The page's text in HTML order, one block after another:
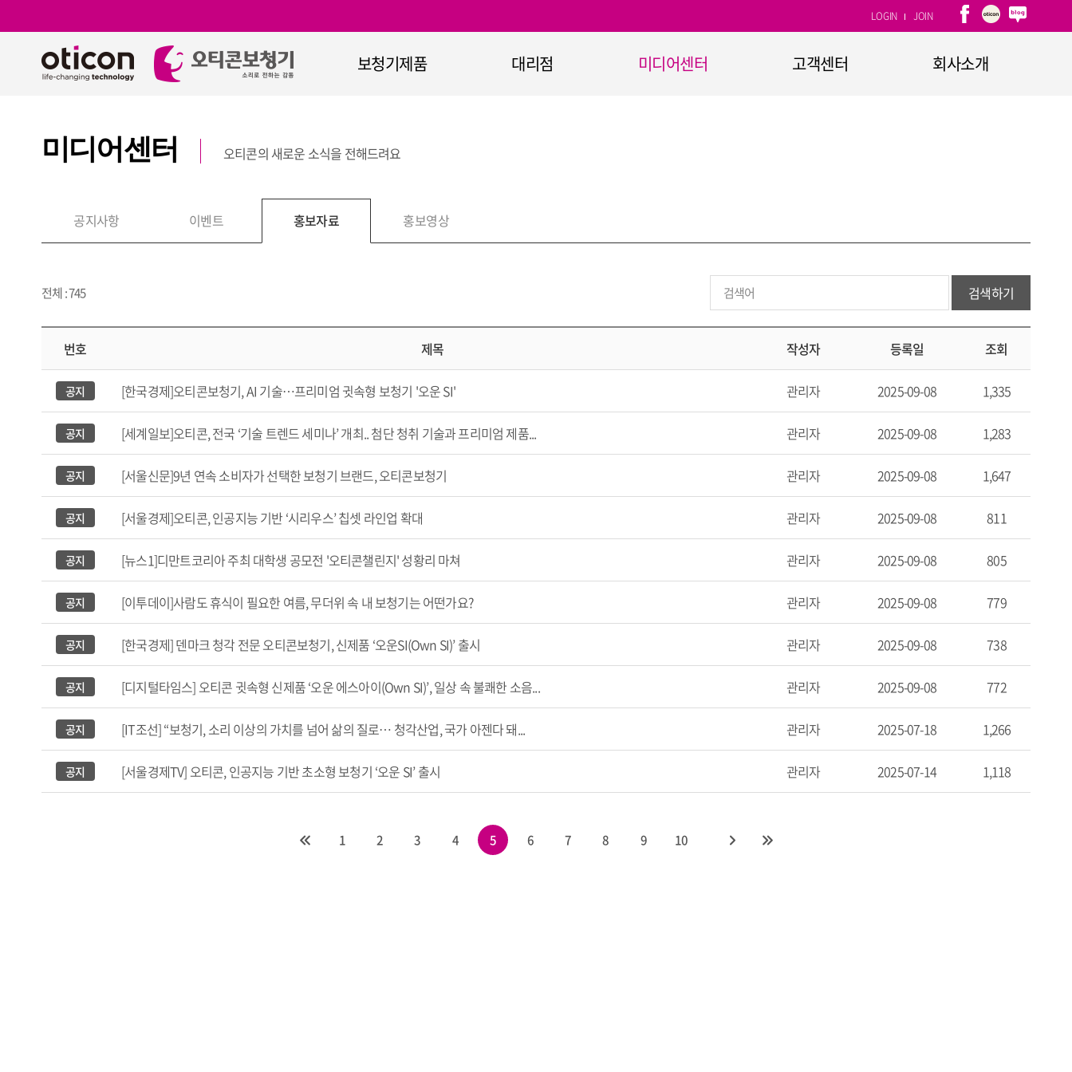
LOGIN JOIN
보청기제품
정부지원보청기
난청과 보청기란
오티콘의 기술력
대리점 미디어센터 고객센터 회사소개
미디어센터 오티콘의 새로운 소식을 전해드려요
공지사항 이벤트 홍보자료 홍보영상
전체 : 745 검색하기
번호 제목 작성자 등록일 조회
공지 [한국경제]오티콘보청기, AI 기술…프리미엄 귓속형 보청기 '오운 SI' 관리자 2025-09-08 1,335
공지 [세계일보]오티콘, 전국 ‘기술 트렌드 세미나’ 개최.. 첨단 청취 기술과 프리미엄 제품... 관리자 2025-09-08 1,283
공지 [서울신문]9년 연속 소비자가 선택한 보청기 브랜드, 오티콘보청기 관리자 2025-09-08 1,647
공지 [서울경제]오티콘, 인공지능 기반 ‘시리우스’ 칩셋 라인업 확대 관리자 2025-09-08 811
공지 [뉴스1]디만트코리아 주최 대학생 공모전 '오티콘챌린지' 성황리 마쳐 관리자 2025-09-08 805
공지 [이투데이]사람도 휴식이 필요한 여름, 무더위 속 내 보청기는 어떤가요? 관리자 2025-09-08 779
공지 [한국경제] 덴마크 청각 전문 오티콘보청기, 신제품 ‘오운SI(Own SI)’ 출시 관리자 2025-09-08 738
공지 [디지털타임스] 오티콘 귓속형 신제품 ‘오운 에스아이(Own SI)’, 일상 속 불쾌한 소음... 관리자 2025-09-08 772
공지 [IT조선] “보청기, 소리 이상의 가치를 넘어 삶의 질로… 청각산업, 국가 아젠다 돼... 관리자 2025-07-18 1,266
공지 [서울경제TV] 오티콘, 인공지능 기반 초소형 보청기 ‘오운 SI’ 출시 관리자 2025-07-14 1,118
1 2 3 4 5 6 7 8 9 10